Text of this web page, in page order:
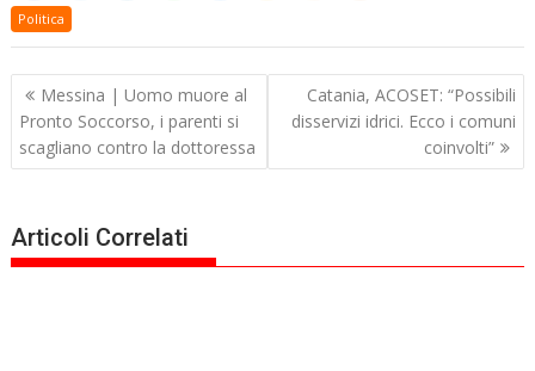
Politica
Navigazione
articoli
Messina | Uomo muore al
Pronto Soccorso, i parenti si
scagliano contro la dottoressa
Catania, ACOSET: “Possibili
disservizi idrici. Ecco i comuni
coinvolti”
Articoli Correlati